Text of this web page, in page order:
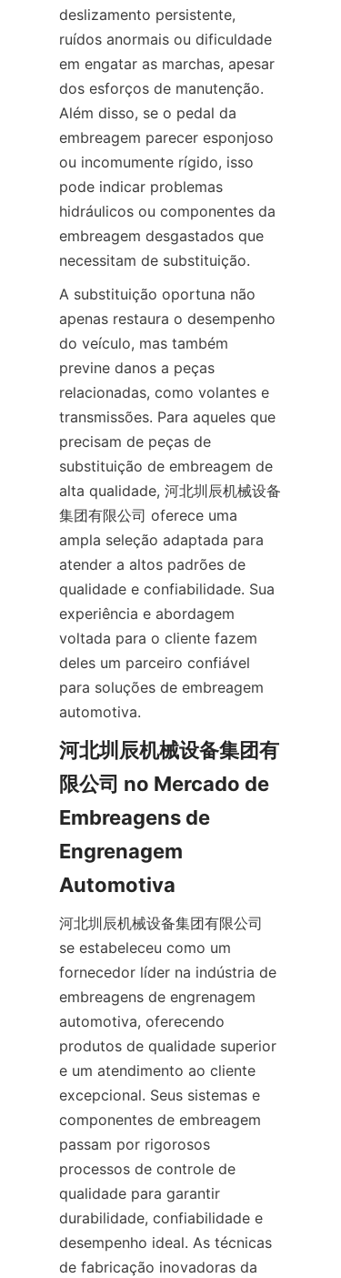
deslizamento persistente,
ruídos anormais ou dificuldade
em engatar as marchas, apesar
dos esforços de manutenção.
Além disso, se o pedal da
embreagem parecer esponjoso
ou incomumente rígido, isso
pode indicar problemas
hidráulicos ou componentes da
embreagem desgastados que
necessitam de substituição.
A substituição oportuna não
apenas restaura o desempenho
do veículo, mas também
previne danos a peças
relacionadas, como volantes e
transmissões. Para aqueles que
precisam de peças de
substituição de embreagem de
alta qualidade, 河北圳辰机械设备
集团有限公司 oferece uma
ampla seleção adaptada para
atender a altos padrões de
qualidade e confiabilidade. Sua
experiência e abordagem
voltada para o cliente fazem
deles um parceiro confiável
para soluções de embreagem
automotiva.
河北圳辰机械设备集团有
限公司 no Mercado de
Embreagens de
Engrenagem
Automotiva
河北圳辰机械设备集团有限公司
se estabeleceu como um
fornecedor líder na indústria de
embreagens de engrenagem
automotiva, oferecendo
produtos de qualidade superior
e um atendimento ao cliente
excepcional. Seus sistemas e
componentes de embreagem
passam por rigorosos
processos de controle de
qualidade para garantir
durabilidade, confiabilidade e
desempenho ideal. As técnicas
de fabricação inovadoras da